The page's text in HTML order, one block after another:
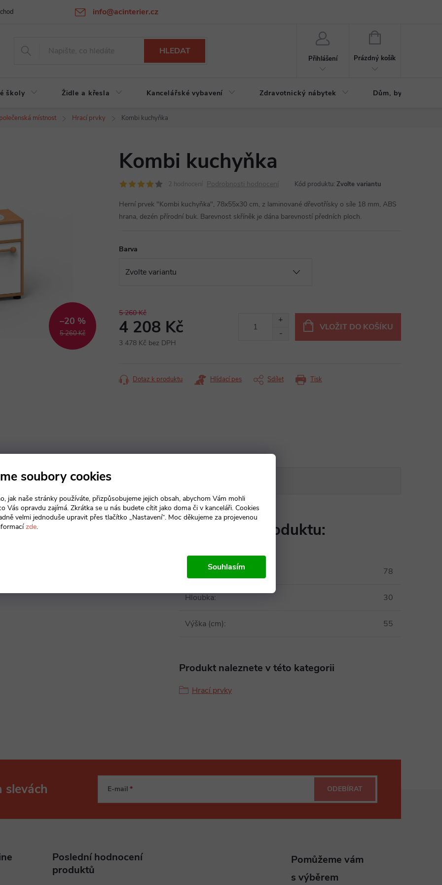
soubory cookies
jak naše stránky používáte, přizpůsobujeme jejich obsah, abychom Vám mohli
Vás opravdu zajímá. Zkrátka se u nás budete cítit jako doma či v kanceláři. Cookies
velmi jednoduše upravit přes tlačítko „Nastavení“. Moc děkujeme za projevenou
zde.
Souhlasím
info@acinterier.cz
podmínky Ochrana osobních údajů Atypická výroba na zakázku
HLEDAT
Přihlášení
NÁKUPNÍ
Prázdný košík
školy Židle a křesla Kancelářské vybavení Zdravotnický nábytek Dům, byt, zahrada
místnost Hrací prvky Kombi kuchyňka
5 260 Kč
–20 %
Kombi kuchyňka
2 hodnocení Podrobnosti hodnocení Kód produktu: Zvolte variantu
Herní prvek "Kombi kuchyňka", 78x55x30 cm, z laminované dřevotřísky o síle 18 mm, ABS
hrana, dezén přírodní buk. Barevnost skříněk je dána barevností předních ploch.
Barva
5 260 Kč
4 208 Kč
3 478 Kč bez DPH
VLOŽIT DO KOŠÍKU
Tisk
Dotaz k produktu Hlídací pes Sdílet
Parametry produktu:
78
Hloubka: 30
Výška (cm): 55
Produkt naleznete v této kategorii
Hrací prvky
slevách E-mail ODEBÍRAT
Poslední hodnocení
produktů